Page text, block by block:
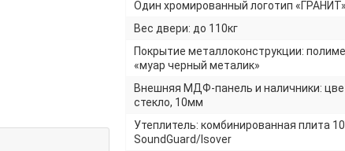
Один хромированный логотип «ГРАНИТ»
Вес двери: до 110кг
Покрытие металлоконструкции:
«муар черный металик»
Внешняя МДФ-панель и наличники:
стекло, 10мм
Утеплитель: комбинированная плита
SoundGuard/Isover